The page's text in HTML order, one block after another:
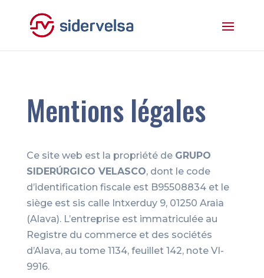
Mentions légales
Ce site web est la propriété de GRUPO
SIDERÚRGICO VELASCO, dont le code
d’identification fiscale est B95508834 et le
siège est sis calle Intxerduy 9, 01250 Araia
(Alava). L’entreprise est immatriculée au
Registre du commerce et des sociétés
d’Alava, au tome 1134, feuillet 142, note VI-
9916.